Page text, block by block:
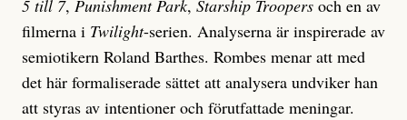
5 till 7, Punishment Park, Starship Troopers och en av
filmerna i Twilight-serien. Analyserna är inspirerade av
semiotikern Roland Barthes. Rombes menar att med
det här formaliserade sättet att analysera undviker han
att styras av intentioner och förutfattade meningar.